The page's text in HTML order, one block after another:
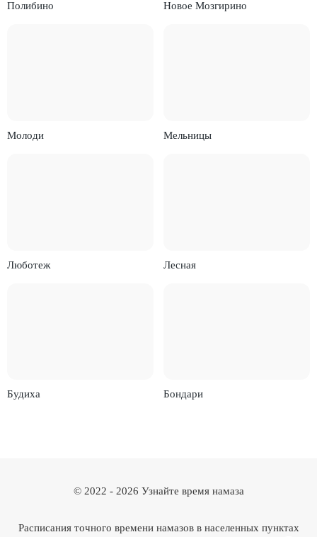
Полибино Новое Мозгирино
Молоди Мельницы
Люботеж Лесная
Будиха Бондари
© 2022 - 2026 Узнайте время намаза
Расписания точного времени намазов в населенных пунктах